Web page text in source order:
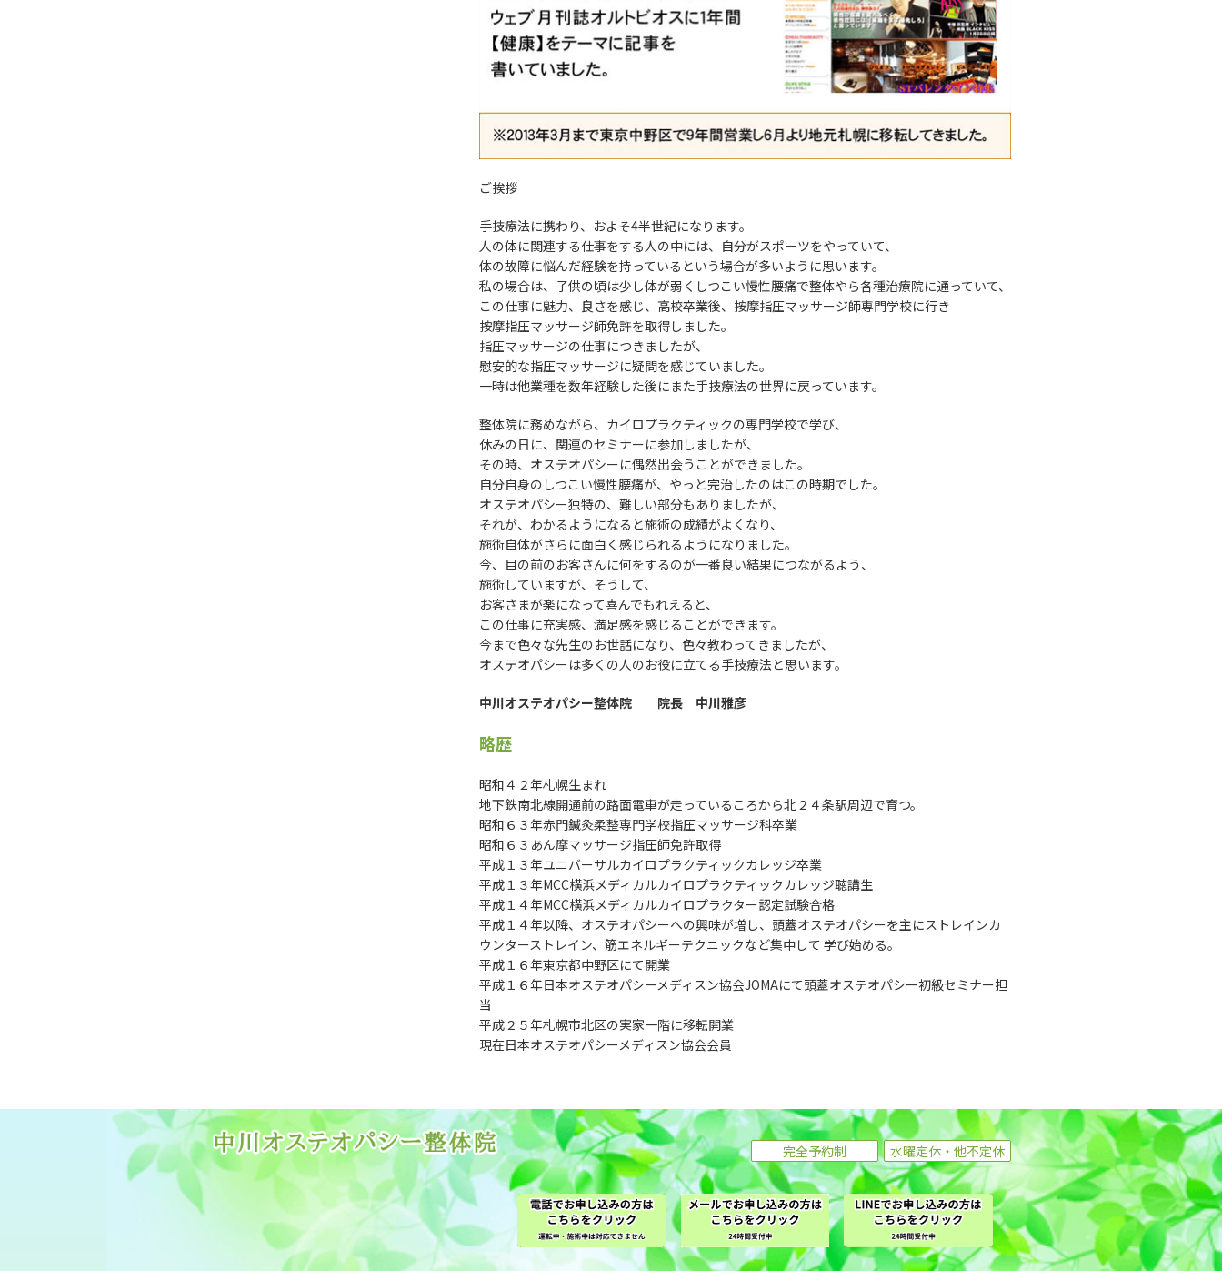
ご挨拶
手技療法に携わり、およそ4半世紀になります。
人の体に関連する仕事をする人の中には、自分がスポーツをやっていて、
体の故障に悩んだ経験を持っているという場合が多いように思います。
私の場合は、子供の頃は少し体が弱くしつこい慢性腰痛で整体やら各種治療院に通っていて、
この仕事に魅力、良さを感じ、高校卒業後、按摩指圧マッサージ師専門学校に行き
按摩指圧マッサージ師免許を取得しました。
指圧マッサージの仕事につきましたが、
慰安的な指圧マッサージに疑問を感じていました。
一時は他業種を数年経験した後にまた手技療法の世界に戻っています。
整体院に務めながら、カイロプラクティックの専門学校で学び、
休みの日に、関連のセミナーに参加しましたが、
その時、オステオパシーに偶然出会うことができました。
自分自身のしつこい慢性腰痛が、やっと完治したのはこの時期でした。
オステオパシー独特の、難しい部分もありましたが、
それが、わかるようになると施術の成績がよくなり、
施術自体がさらに面白く感じられるようになりました。
今、目の前のお客さんに何をするのが一番良い結果につながるよう、
施術していますが、そうして、
お客さまが楽になって喜んでもれえると、
この仕事に充実感、満足感を感じることができます。
今まで色々な先生のお世話になり、色々教わってきましたが、
オステオパシーは多くの人のお役に立てる手技療法と思います。
中川オステオパシー整体院 院長 中川雅彦
略歴
昭和４２年札幌生まれ
地下鉄南北線開通前の路面電車が走っているころから北２４条駅周辺で育つ。
昭和６３年赤門鍼灸柔整専門学校指圧マッサージ科卒業
昭和６３あん摩マッサージ指圧師免許取得
平成１３年ユニバーサルカイロプラクティックカレッジ卒業
平成１３年MCC横浜メディカルカイロプラクティックカレッジ聴講生
平成１４年MCC横浜メディカルカイロプラクター認定試験合格
平成１４年以降、オステオパシーへの興味が増し、頭蓋オステオパシーを主にストレインカ
ウンターストレイン、筋エネルギーテクニックなど集中して 学び始める。
平成１６年東京都中野区にて開業
平成１６年日本オステオパシーメディスン協会JOMAにて頭蓋オステオパシー初級セミナー担
当
平成２５年札幌市北区の実家一階に移転開業
現在日本オステオパシーメディスン協会会員
完全予約制 水曜定休・他不定休